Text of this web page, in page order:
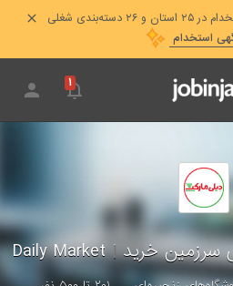
دسته‌بندی شغلی
استخدام
۱
سرزمین خرید|
Daily Market